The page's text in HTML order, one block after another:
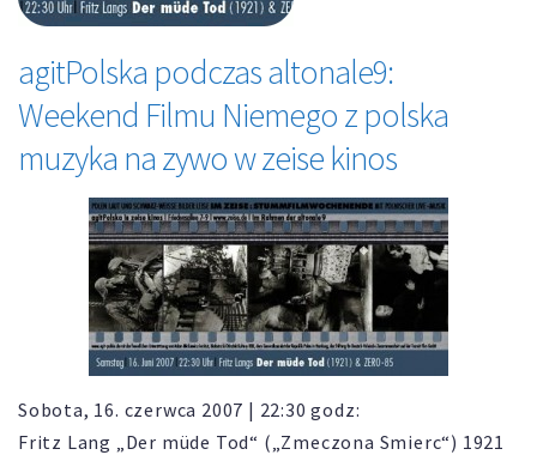
agitPolska podczas altonale9:
Weekend Filmu Niemego z polska
muzyka na zywo w zeise kinos
Sobota, 16. czerwca 2007 | 22:30 godz:
Fritz Lang „Der müde Tod“ („Zmeczona Smierc“) 1921